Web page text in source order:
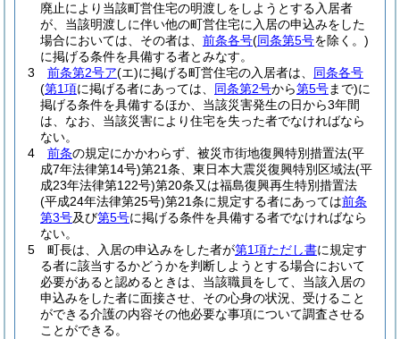
廃止により当該町営住宅の明渡しをしようとする入居者
が、当該明渡しに伴い他の町営住宅に入居の申込みをした
場合においては、その者は、 前条各号(同条第5号を除く。)
に掲げる条件を具備する者とみなす。
3
前条第2号ア(エ)に掲げる町営住宅の入居者は、 同条各号
(第1項に掲げる者にあっては、 同条第2号から第5号まで)に
掲げる条件を具備するほか、当該災害発生の日から3年間
は、なお、当該災害により住宅を失った者でなければなら
ない。
4
前条の規定にかかわらず、被災市街地復興特別措置法(平
成7年法律第14号)第21条、東日本大震災復興特別区域法(平
成23年法律第122号)第20条又は福島復興再生特別措置法
(平成24年法律第25号)第21条に規定する者にあっては前条
第3号及び第5号に掲げる条件を具備する者でなければなら
ない。
5
町長は、入居の申込みをした者が第1項ただし書に規定す
る者に該当するかどうかを判断しようとする場合において
必要があると認めるときは、当該職員をして、当該入居の
申込みをした者に面接させ、その心身の状況、受けること
ができる介護の内容その他必要な事項について調査させる
ことができる。